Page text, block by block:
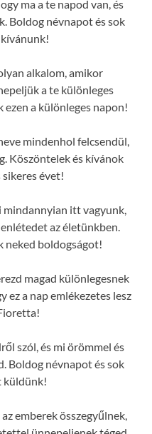
ma a te napod van, és
Boldog névnapot és sok
alkalom, amikor
a te különleges
a különleges napon!
mindenhol felcsendül,
Köszöntelek és kívánok
sikeres évet!
mindannyian itt vagyunk,
az életünkben.
neked boldogságot!
magad különlegesnek
ez a nap emlékezetes lesz
szól, és mi örömmel és
Boldog névnapot és sok
küldünk!
emberek összegyűlnek,